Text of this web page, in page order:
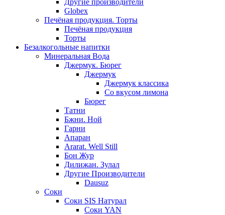
Другие производители
Globex
Печёная продукция. Торты
Печёная продукция
Торты
Безалкогольные напитки
Минеральная Вода
Джермук. Бюрег
Джермук
Джермук классика
Со вкусом лимона
Бюрег
Татни
Бжни. Ной
Гарни
Апаран
Ararat. Well Still
Бон Жур
Дилижан. Зулал
Другие Производители
Dausuz
Соки
Соки SIS Натурал
Соки YAN